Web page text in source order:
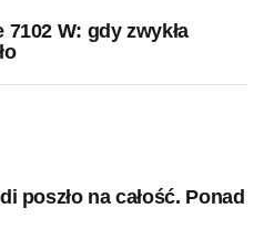
7102 W: gdy zwykła
poszło na całość. Ponad